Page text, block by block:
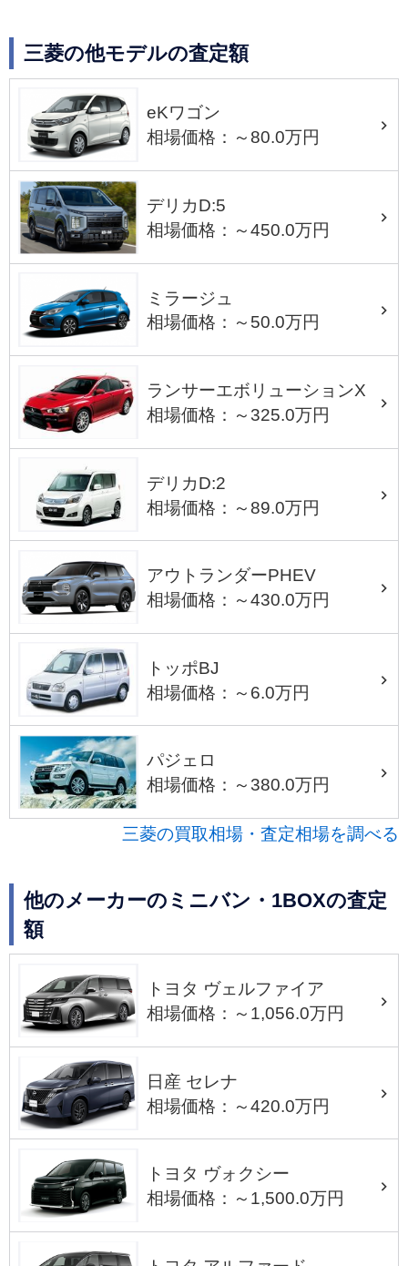
三菱の他モデルの査定額
eKワゴン
相場価格：～80.0万円
デリカD:5
相場価格：～450.0万円
ミラージュ
相場価格：～50.0万円
ランサーエボリューションX
相場価格：～325.0万円
デリカD:2
相場価格：～89.0万円
アウトランダーPHEV
相場価格：～430.0万円
トッポBJ
相場価格：～6.0万円
パジェロ
相場価格：～380.0万円
三菱の買取相場・査定相場を調べる
他のメーカーのミニバン・1BOXの査定
額
トヨタ ヴェルファイア
相場価格：～1,056.0万円
日産 セレナ
相場価格：～420.0万円
トヨタ ヴォクシー
相場価格：～1,500.0万円